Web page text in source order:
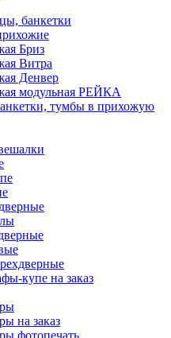
банкетки
Бриз
Витра
Денвер
модульная РЕЙКА
тумбы в прихожую
купе на заказ
на заказ